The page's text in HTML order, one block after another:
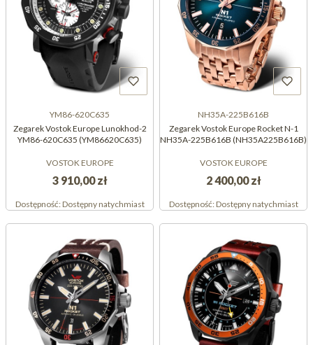
YM86-620C635
Zegarek Vostok Europe Lunokhod-2
YM86-620C635 (YM86620C635)
VOSTOK EUROPE
3 910,00 zł
Dostępność:Dostępny natychmiast
NH35A-225B616B
Zegarek Vostok Europe Rocket N-1
NH35A-225B616B (NH35A225B616B)
VOSTOK EUROPE
2 400,00 zł
Dostępność:Dostępny natychmiast